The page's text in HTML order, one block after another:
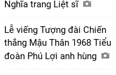
Nghĩa trang Liệt sĩ
Lễ viếng Tượng đài Chiến
thắng Mậu Thân 1968 Tiểu
đoàn Phú Lợi anh hùng